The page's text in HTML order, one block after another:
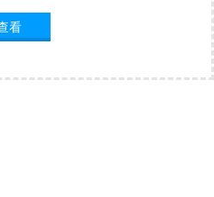
看